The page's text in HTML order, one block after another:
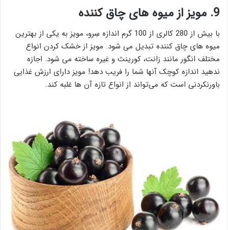
9. مویز از میوه های چاق کننده
با بیش از 280 کالری از 100 گرم اندازه سِرو، مویز به یکی از بهترین
میوه های چاق کننده تبدیل می شود. مویز از خشک کردن انواع
مختلف انگور مانند زانت، کورینث و غیره ساخته می شود. اجازه
ندهید اندازه کوچک آنها شما را فریب دهد! مویز دارای ارزش غذایی
باورنکردنی است که می‌تواند از انواع تازه آن ها غلبه کند.